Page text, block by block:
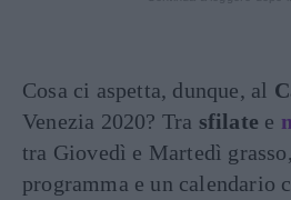
Cosa ci aspetta, dunque, al
Venezia 2020? Tra sfilate e
tra Giovedì e Martedì
programma e un calendario